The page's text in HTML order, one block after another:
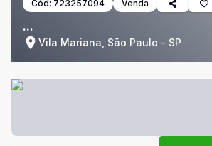
Cód: 723257094 Venda
...
Vila Mariana, São Paulo - SP